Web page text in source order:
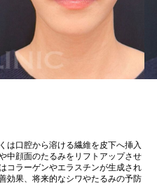
は口腔から溶ける繊維を皮下へ挿入
中顔面のたるみをリフトアップさせ
コラーゲンやエラスチンが生成され
効果、将来的なシワやたるみの予防